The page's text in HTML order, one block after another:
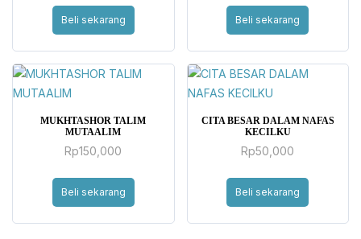
Beli sekarang Beli sekarang
MUKHTASHOR TALIM
MUTAALIM
Rp150,000
Beli sekarang
CITA BESAR DALAM NAFAS
KECILKU
Rp50,000
Beli sekarang